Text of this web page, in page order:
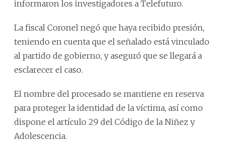
informaron los investigadores a Telefuturo.
La fiscal Coronel negó que haya recibido presión,
teniendo en cuenta que el señalado está vinculado
al partido de gobierno, y aseguró que se llegará a
esclarecer el caso.
El nombre del procesado se mantiene en reserva
para proteger la identidad de la víctima, así como
dispone el artículo 29 del Código de la Niñez y
Adolescencia.